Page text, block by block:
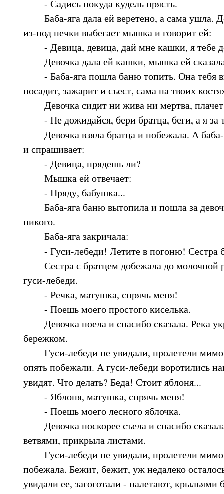
- Садись покуда кудель прясть.
Баба-яга дала ей веретено, а сама ушла.
из-под печки выбегает мышка и говорит ей:
- Девица, девица, дай мне кашки, я тебе
Девочка дала ей кашки, мышка ей
- Баба-яга пошла баню топить. Она тебя
посадит, зажарит и съест, сама на твоих
Девочка сидит ни жива ни мертва,
- Не дожидайся, бери братца, беги, а я за
Девочка взяла братца и побежала. А баба-
и спрашивает:
- Девица, прядешь ли?
Мышка ей отвечает:
- Пряду, бабушка...
Баба-яга баню вытопила и пошла за
никого.
Баба-яга закричала:
- Гуси-лебеди! Летите в погоню! Сестра
Сестра с братцем добежала до молочной
гуси-лебеди.
- Речка, матушка, спрячь меня!
- Поешь моего простого киселька.
Девочка поела и спасибо сказала. Река
бережком.
Гуси-лебеди не увидали, пролетели
опять побежали. А гуси-лебеди воротились
увидят. Что делать? Беда! Стоит яблоня...
- Яблоня, матушка, спрячь меня!
- Поешь моего лесного яблочка.
Девочка поскорее съела и спасибо
ветвями, прикрыла листами.
Гуси-лебеди не увидали, пролетели
побежала. Бежит, бежит, уж недалеко
увидали ее, загоготали - налетают, крыльями